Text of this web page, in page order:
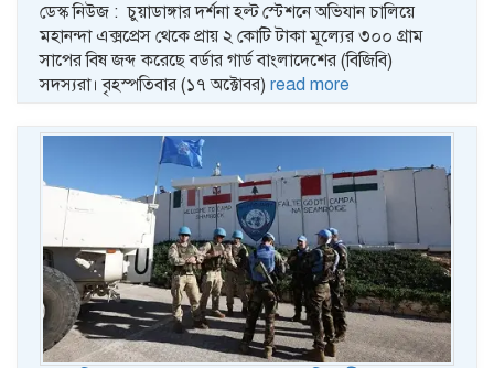
ডেস্ক নিউজ : চুয়াডাঙ্গার দর্শনা হল্ট স্টেশনে অভিযান চালিয়ে
মহানন্দা এক্সপ্রেস থেকে প্রায় ২ কোটি টাকা মূল্যের ৩০০ গ্রাম
সাপের বিষ জব্দ করেছে বর্ডার গার্ড বাংলাদেশের (বিজিবি)
সদস্যরা। বৃহস্পতিবার (১৭ অক্টোবর) read more